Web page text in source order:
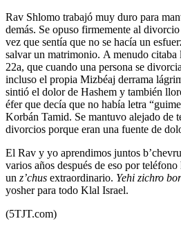
Rav Shlomo trabajó muy duro para
demás. Se opuso firmemente al
vez que sentía que no se hacía un
salvar un matrimonio. A menudo citaba
22a, que cuando una persona se
incluso el propia Mizbéaj derrama
sintió el dolor de Hashem y también
éfer que decía que no había letra
Korbán Tamid. Se mantuvo alejado de
divorcios porque eran una fuente de
El Rav y yo aprendimos juntos
varios años después de eso por
un z’chus extraordinario. Yehi zichro
yosher para todo Klal Israel.
(5TJT.com)